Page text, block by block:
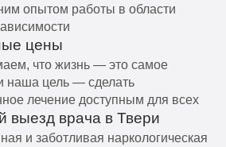
опытом работы в области
цены
что жизнь — это самое
наша цель — сделать
лечение доступным для всех
выезд врача в Твери
и заботливая наркологическая